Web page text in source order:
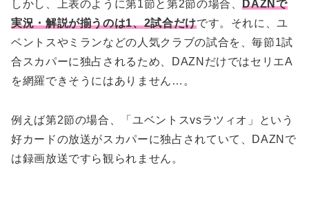
しかし、上表のように第1節と第2節の場合、DAZNで
実況・解説が揃うのは1、2試合だけです。それに、ユ
ベントスやミランなどの人気クラブの試合を、毎節1試
合スカパーに独占されるため、DAZNだけではセリエA
を網羅できそうにはありません…。
例えば第2節の場合、「ユベントスvsラツィオ」という
好カードの放送がスカパーに独占されていて、DAZNで
は録画放送ですら観られません。